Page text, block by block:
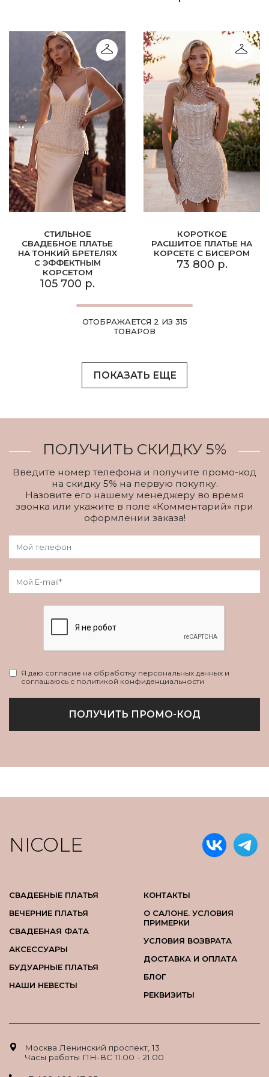
СТИЛЬНОЕ
СВАДЕБНОЕ ПЛАТЬЕ
НА ТОНКИЙ БРЕТЕЛЯХ
С ЭФФЕКТНЫМ
КОРСЕТОМ
105 700 р.
КОРОТКОЕ
РАСШИТОЕ ПЛАТЬЕ НА
КОРСЕТЕ С БИСЕРОМ
73 800 р.
ОТОБРАЖАЕТСЯ 2 ИЗ 315
ТОВАРОВ
ПОКАЗАТЬ ЕЩЕ
ПОЛУЧИТЬ СКИДКУ 5%
Введите номер телефона и получите промо-код
на скидку 5% на первую покупку.
Назовите его нашему менеджеру во время
звонка или укажите в поле «Комментарий» при
оформлении заказа!
Я даю согласие на обработку персональных данных и
соглашаюсь с политикой конфиденциальности
ПОЛУЧИТЬ ПРОМО-КОД
NICOLE
СВАДЕБНЫЕ ПЛАТЬЯ
ВЕЧЕРНИЕ ПЛАТЬЯ
СВАДЕБНАЯ ФАТА
АКСЕССУАРЫ
БУДУАРНЫЕ ПЛАТЬЯ
НАШИ НЕВЕСТЫ
КОНТАКТЫ
О САЛОНЕ. УСЛОВИЯ
ПРИМЕРКИ
УСЛОВИЯ ВОЗВРАТА
ДОСТАВКА И ОПЛАТА
БЛОГ
РЕКВИЗИТЫ
Москва Ленинский проспект, 13
Часы работы ПН-ВС 11.00 - 21.00